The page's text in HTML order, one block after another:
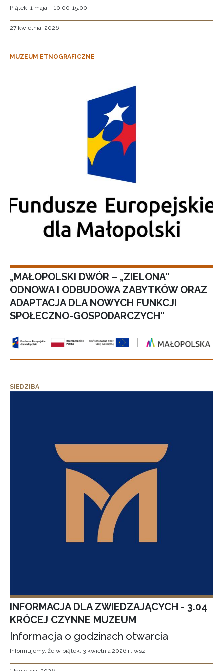
Piątek, 1 maja – 10:00-15:00
27 kwietnia, 2026
MUZEUM ETNOGRAFICZNE
„MAŁOPOLSKI DWÓR – „ZIELONA”
ODNOWA I ODBUDOWA ZABYTKÓW ORAZ
ADAPTACJA DLA NOWYCH FUNKCJI
SPOŁECZNO-GOSPODARCZYCH”
SIEDZIBA
INFORMACJA DLA ZWIEDZAJĄCYCH - 3.04
KRÓCEJ CZYNNE MUZEUM
Informacja o godzinach otwarcia
Informujemy, że w piątek, 3 kwietnia 2026 r., wsz